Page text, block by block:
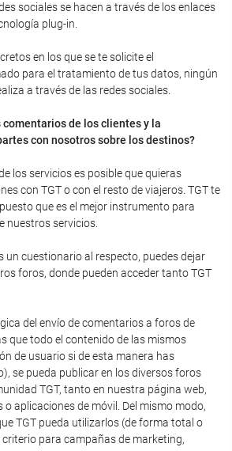
sociales se hacen a través de los enlaces
plug-in.
en los que se te solicite el
para el tratamiento de tus datos, ningún
a través de las redes sociales.
de los clientes y la
con nosotros sobre los destinos?
los servicios es posible que quieras
con TGT o con el resto de viajeros. TGT te
que es el mejor instrumento para
nuestros servicios.
un cuestionario al respecto, puedes dejar
foros, donde pueden acceder tanto TGT
del envío de comentarios a foros de
que todo el contenido de las mismos
de usuario si de esta manera has
se pueda publicar en los diversos foros
TGT, tanto en nuestra página web,
o aplicaciones de móvil. Del mismo modo,
TGT pueda utilizarlos (de forma total o
para campañas de marketing,